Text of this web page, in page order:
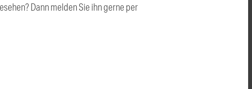
Dann melden Sie ihn gerne per